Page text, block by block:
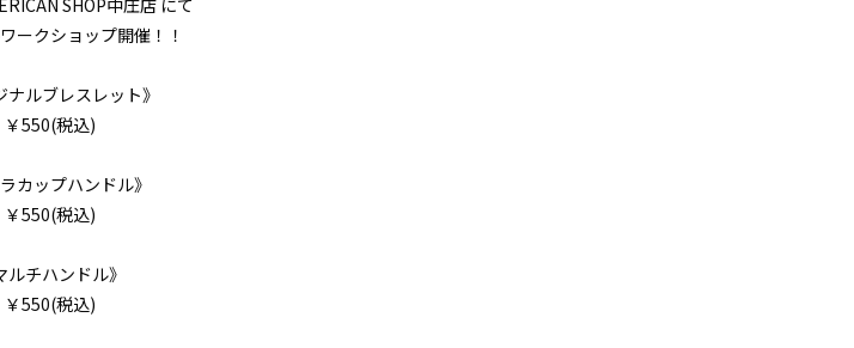
SHOP中庄店 にて
ークショップ開催！！
ナルブレスレット》
￥550(税込)
カップハンドル》
￥550(税込)
ルチハンドル》
￥550(税込)